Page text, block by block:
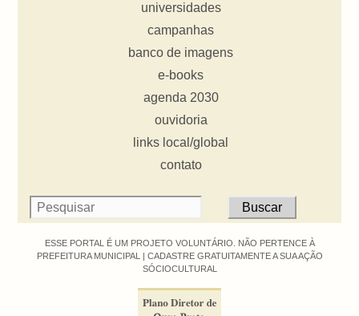
universidades
campanhas
banco de imagens
e-books
agenda 2030
ouvidoria
links local/global
contato
ESSE PORTAL É UM PROJETO VOLUNTÁRIO. NÃO PERTENCE À
PREFEITURA MUNICIPAL | CADASTRE GRATUITAMENTE A SUA AÇÃO
SÓCIOCULTURAL